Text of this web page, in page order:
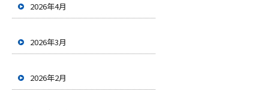
2026年4月
2026年3月
2026年2月